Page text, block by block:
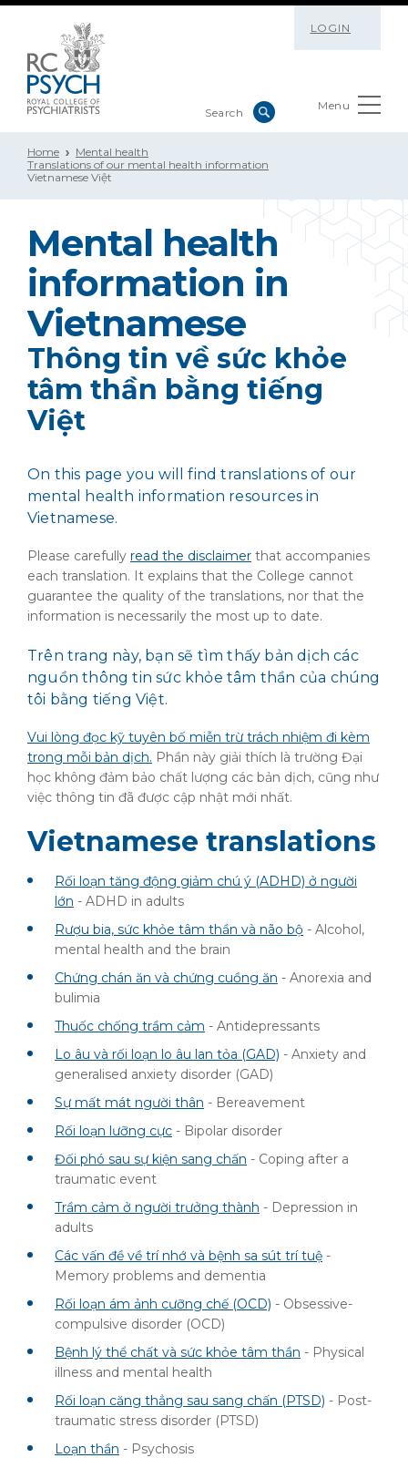
LOGIN
Menu
Home
Mental health
Translations of our mental health information
Vietnamese Việt
Mental health
information in
Vietnamese
Thông tin về sức khỏe
tâm thần bằng tiếng
Việt
On this page you will find translations of our
mental health information resources in
Vietnamese.
Please carefully read the disclaimer that accompanies
each translation. It explains that the College cannot
guarantee the quality of the translations, nor that the
information is necessarily the most up to date.
Trên trang này, bạn sẽ tìm thấy bản dịch các
nguồn thông tin sức khỏe tâm thần của chúng
tôi bằng tiếng Việt.
Vui lòng đọc kỹ tuyên bố miễn trừ trách nhiệm đi kèm
trong mỗi bản dịch. Phần này giải thích là trường Đại
học không đảm bảo chất lượng các bản dịch, cũng như
việc thông tin đã được cập nhật mới nhất.
Vietnamese translations
Rối loạn tăng động giảm chú ý (ADHD) ở người
lớn - ADHD in adults
Rượu bia, sức khỏe tâm thần và não bộ - Alcohol,
mental health and the brain
Chứng chán ăn và chứng cuồng ăn - Anorexia and
bulimia
Thuốc chống trầm cảm - Antidepressants
Lo âu và rối loạn lo âu lan tỏa (GAD) - Anxiety and
generalised anxiety disorder (GAD)
Sự mất mát người thân - Bereavement
Rối loạn lưỡng cực - Bipolar disorder
Đối phó sau sự kiện sang chấn - Coping after a
traumatic event
Trầm cảm ở người trưởng thành - Depression in
adults
Các vấn đề về trí nhớ và bệnh sa sút trí tuệ -
Memory problems and dementia
Rối loạn ám ảnh cưỡng chế (OCD) - Obsessive-
compulsive disorder (OCD)
Bệnh lý thể chất và sức khỏe tâm thần - Physical
illness and mental health
Rối loạn căng thẳng sau sang chấn (PTSD) - Post-
traumatic stress disorder (PTSD)
Loạn thần - Psychosis